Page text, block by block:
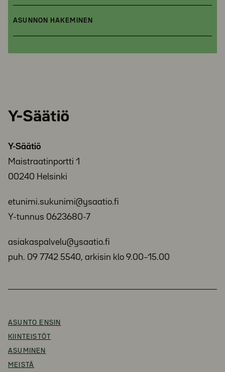
ASUNNON HAKEMINEN
Y-
Y-Säätiö
Maistraatinportti 1
00240 Helsinki
etunimi.sukunimi@ysaatio.fi
Y-tunnus 0623680-7
asiakaspalvelu@ysaatio.fi
puh. 09 7742 5540, arkisin klo 9.00–15.00
ASUNTO ENSIN
KIINTEISTÖT
ASUMINEN
MEISTÄ